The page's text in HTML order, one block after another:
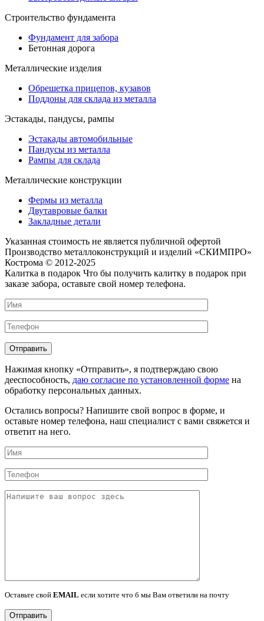
Строительство фундамента
Фундамент для забора
Бетонная дорога
Металлические изделия
Обрешетка прицепов, кузавов
Поддоны для склада из металла
Эстакады, пандусы, рампы
Эстакады автомобильные
Пандусы из металла
Рампы для склада
Металлические конструкции
Фермы из металла
Двутавровые балки
Закладные детали
Указанная стоимость не является публичной офертой
Производство металлоконструкций и изделий «СКИМПРО»
Кострома © 2012-2025
Калитка в подарок Что бы получить калитку в подарок при
заказе забора, оставьте свой номер телефона.
Нажимая кнопку «Отправить», я подтверждаю свою
дееспособность, даю согласие по установленной форме на
обработку персональных данных.
Остались вопросы? Напишите свой вопрос в форме, и
оставьте номер телефона, наш специалист с вами свяжется и
ответит на него.
Оставьте свой EMAIL если хотите что б мы Вам ответили на почту